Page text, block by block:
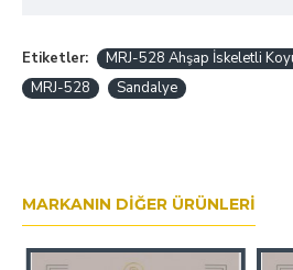
Etiketler:
MRJ-528 Ahşap İskeletli
MRJ-528
Sandalye
MARKANIN DIĞER ÜRÜNLERI